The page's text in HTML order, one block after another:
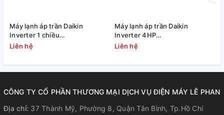
Máy lạnh áp trần Daikin
Inverter 1 chiều
FHFC125EV1/RZFC125EY1
Liên hệ
Máy lạnh áp trần Daikin
Inverter 4HP
FHFC100EV1/RZFC100EY1
Liên hệ
CÔNG TY CỔ PHẦN THƯƠNG MẠI DỊCH VỤ ĐIỆN MÁY LÊ PHAN
Địa chỉ: 37 Thành Mỹ, Phường 8, Quận Tân Bình, Tp.Hồ Chí